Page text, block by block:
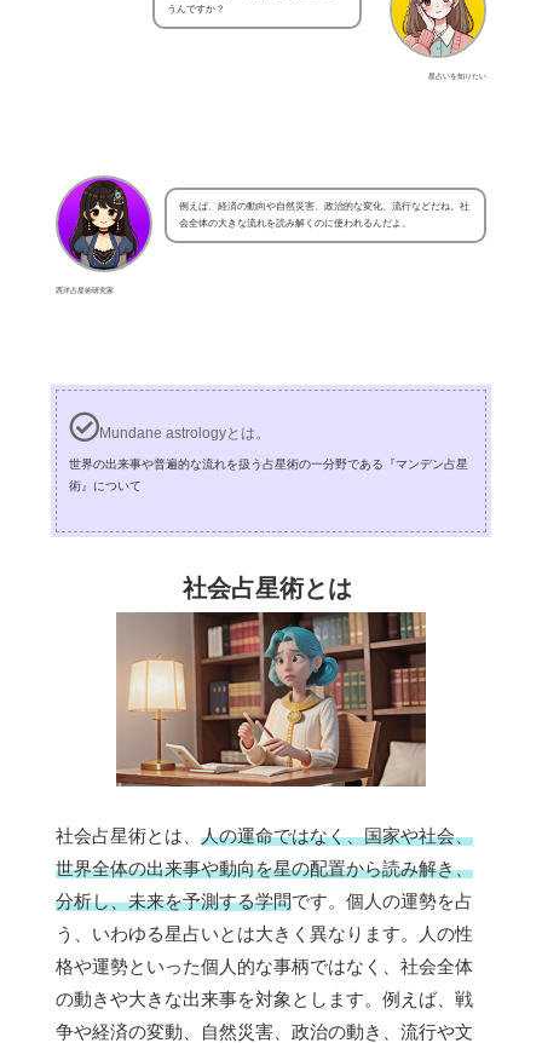
星占いを知りたい
うんですか？
西洋占星術研究家
例えば、経済の動向や自然災害、政治的な変化、流行などだね。社
会全体の大きな流れを読み解くのに使われるんだよ。
Mundane astrologyとは。
世界の出来事や普遍的な流れを扱う占星術の一分野である『マンデン占星
術』について
社会占星術とは
社会占星術とは、 人の運命ではなく、国家や社会、
世界全体の出来事や動向を星の配置から読み解き、
分析し、未来を予測する学問です。個人の運勢を占
う、いわゆる星占いとは大きく異なります。人の性
格や運勢といった個人的な事柄ではなく、社会全体
の動きや大きな出来事を対象とします。例えば、戦
争や経済の変動、自然災害、政治の動き、流行や文